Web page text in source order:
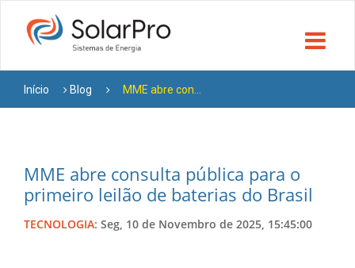
Início Blog MME abre con...
MME abre consulta pública para o
primeiro leilão de baterias do Brasil
TECNOLOGIA: Seg, 10 de Novembro de 2025, 15:45:00